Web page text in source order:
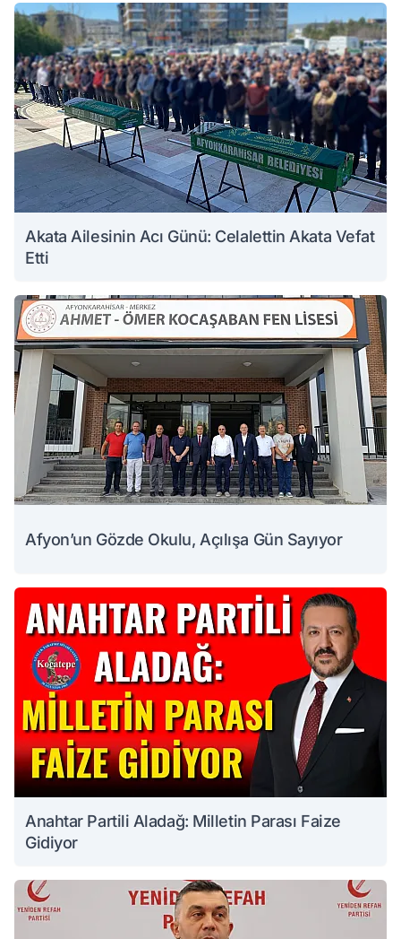
Akata Ailesinin Acı Günü: Celalettin Akata Vefat
Etti
Afyon’un Gözde Okulu, Açılışa Gün Sayıyor
Anahtar Partili Aladağ: Milletin Parası Faize
Gidiyor